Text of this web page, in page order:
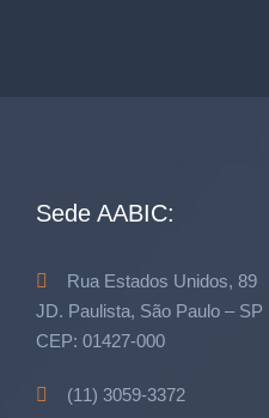
Sede AABIC:
Rua Estados Unidos, 89
JD. Paulista, São Paulo – SP
CEP: 01427-000
(11) 3059-3372